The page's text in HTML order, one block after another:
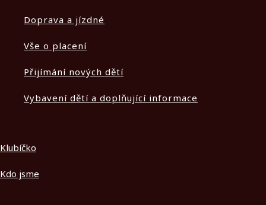
Doprava a jízdné
Vše o placení
Přijímání nových dětí
Vybavení dětí a doplňující informace
Klubíčko
Kdo jsme